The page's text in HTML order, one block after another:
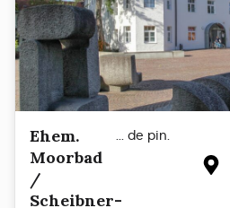
Ehem.
Moorbad
/
Scheibner-
... de pin.